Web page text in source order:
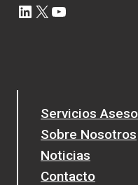
LinkedIn
X YouTube
Servicios
Sobre Nosotros
Noticias
Contacto